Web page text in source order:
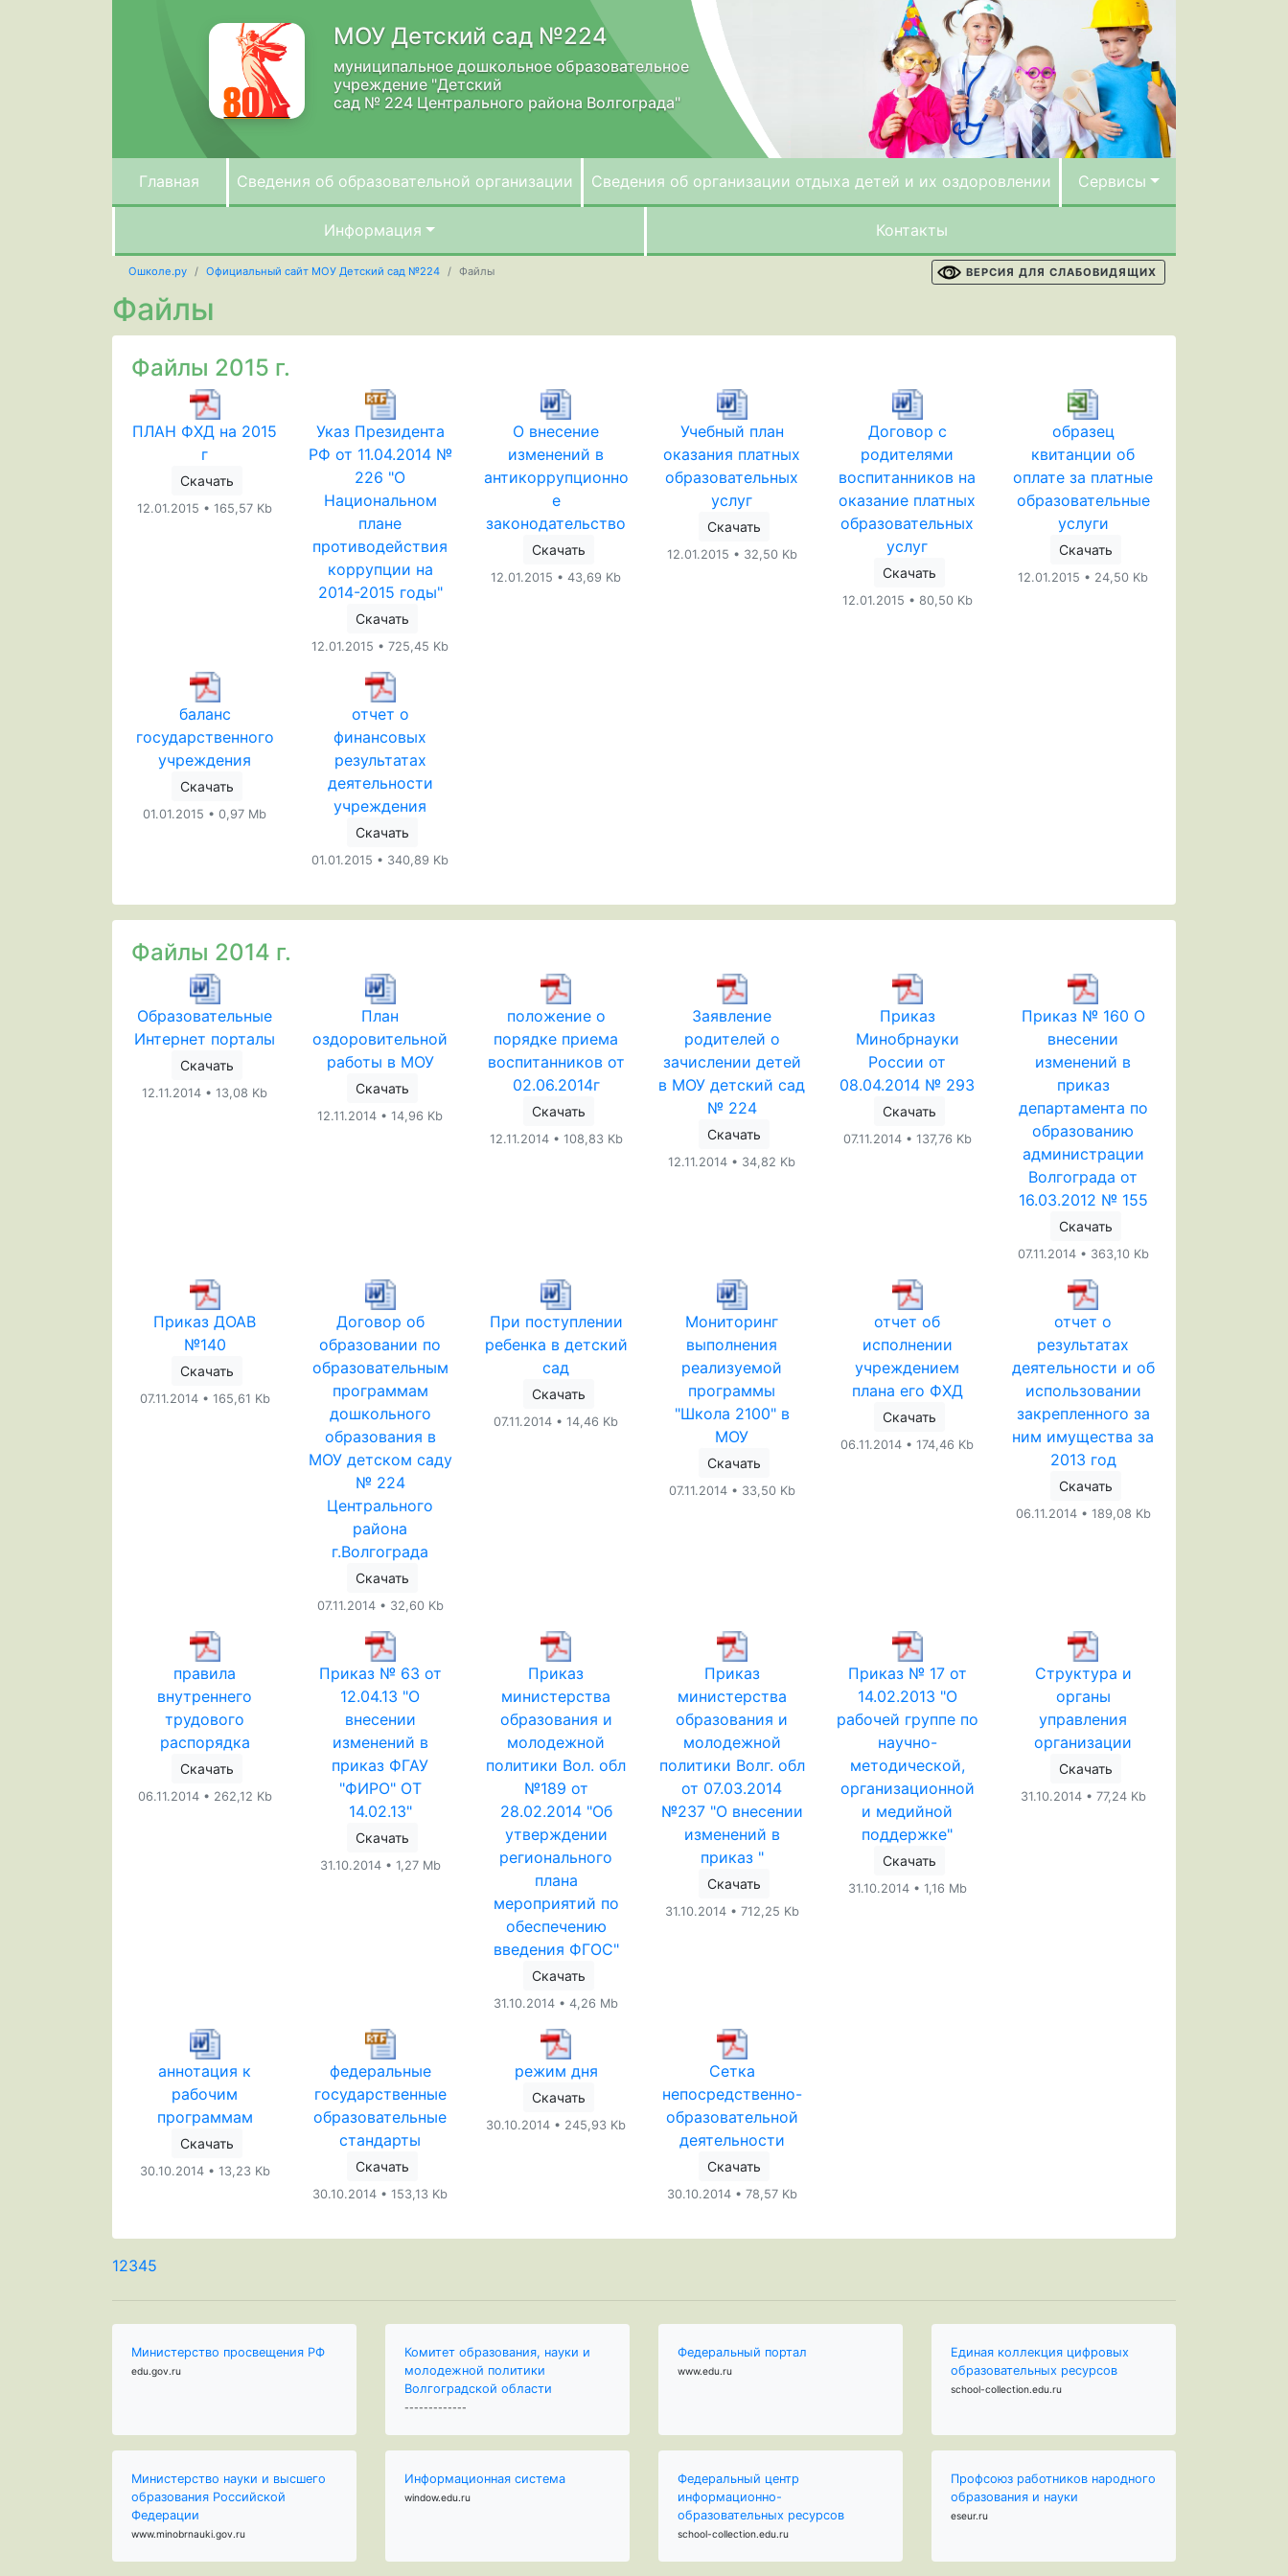
МОУ Детский сад №224
муниципальное дошкольное образовательное
учреждение "Детский
сад № 224 Центрального района Волгограда"
Главная Сведения об образовательной организации Сведения об организации отдыха детей и их оздоровлении Сервисы
Информация Контакты
Ошколе.ру Официальный сайт МОУ Детский сад №224 Файлы ВЕРСИЯ ДЛЯ СЛАБОВИДЯЩИХ
Файлы
Файлы 2015 г.
ПЛАН ФХД на 2015
г
Скачать
12.01.2015 • 165,57 Kb
Указ Президента
РФ от 11.04.2014 №
226 "О
Национальном
плане
противодействия
коррупции на
2014-2015 годы"
Скачать
12.01.2015 • 725,45 Kb
О внесение
изменений в
антикоррупционно
е
законодательство
Скачать
12.01.2015 • 43,69 Kb
Учебный план
оказания платных
образовательных
услуг
Скачать
12.01.2015 • 32,50 Kb
Договор с
родителями
воспитанников на
оказание платных
образовательных
услуг
Скачать
12.01.2015 • 80,50 Kb
образец
квитанции об
оплате за платные
образовательные
услуги
Скачать
12.01.2015 • 24,50 Kb
баланс
государственного
учреждения
Скачать
01.01.2015 • 0,97 Mb
отчет о
финансовых
результатах
деятельности
учреждения
Скачать
01.01.2015 • 340,89 Kb
Файлы 2014 г.
Образовательные
Интернет порталы
Скачать
12.11.2014 • 13,08 Kb
План
оздоровительной
работы в МОУ
Скачать
12.11.2014 • 14,96 Kb
положение о
порядке приема
воспитанников от
02.06.2014г
Скачать
12.11.2014 • 108,83 Kb
Заявление
родителей о
зачислении детей
в МОУ детский сад
№ 224
Скачать
12.11.2014 • 34,82 Kb
Приказ
Минобрнауки
России от
08.04.2014 № 293
Скачать
07.11.2014 • 137,76 Kb
Приказ № 160 О
внесении
изменений в
приказ
департамента по
образованию
администрации
Волгограда от
16.03.2012 № 155
Скачать
07.11.2014 • 363,10 Kb
Приказ ДОАВ
№140
Скачать
07.11.2014 • 165,61 Kb
Договор об
образовании по
образовательным
программам
дошкольного
образования в
МОУ детском саду
№ 224
Центрального
района
г.Волгограда
Скачать
07.11.2014 • 32,60 Kb
При поступлении
ребенка в детский
сад
Скачать
07.11.2014 • 14,46 Kb
Мониторинг
выполнения
реализуемой
программы
"Школа 2100" в
МОУ
Скачать
07.11.2014 • 33,50 Kb
отчет об
исполнении
учреждением
плана его ФХД
Скачать
06.11.2014 • 174,46 Kb
отчет о
результатах
деятельности и об
использовании
закрепленного за
ним имущества за
2013 год
Скачать
06.11.2014 • 189,08 Kb
правила
внутреннего
трудового
распорядка
Скачать
06.11.2014 • 262,12 Kb
Приказ № 63 от
12.04.13 "О
внесении
изменений в
приказ ФГАУ
"ФИРО" ОТ
14.02.13"
Скачать
31.10.2014 • 1,27 Mb
Приказ
министерства
образования и
молодежной
политики Вол. обл
№189 от
28.02.2014 "Об
утверждении
регионального
плана
мероприятий по
обеспечению
введения ФГОС"
Скачать
31.10.2014 • 4,26 Mb
Приказ
министерства
образования и
молодежной
политики Волг. обл
от 07.03.2014
№237 "О внесении
изменений в
приказ "
Скачать
31.10.2014 • 712,25 Kb
Приказ № 17 от
14.02.2013 "О
рабочей группе по
научно-
методической,
организационной
и медийной
поддержке"
Скачать
31.10.2014 • 1,16 Mb
Структура и
органы
управления
организации
Скачать
31.10.2014 • 77,24 Kb
аннотация к
рабочим
программам
Скачать
30.10.2014 • 13,23 Kb
федеральные
государственные
образовательные
стандарты
Скачать
30.10.2014 • 153,13 Kb
режим дня
Скачать
30.10.2014 • 245,93 Kb
Сетка
непосредственно-
образовательной
деятельности
Скачать
30.10.2014 • 78,57 Kb
12345
Министерство просвещения РФ
edu.gov.ru
Комитет образования, науки и
молодежной политики
Волгоградской области
-------------
Федеральный портал
www.edu.ru
Единая коллекция цифровых
образовательных ресурсов
school-collection.edu.ru
Министерство науки и высшего
образования Российской
Федерации
www.minobrnauki.gov.ru
Информационная система
window.edu.ru
Федеральный центр
информационно-
образовательных ресурсов
school-collection.edu.ru
Профсоюз работников народного
образования и науки
eseur.ru